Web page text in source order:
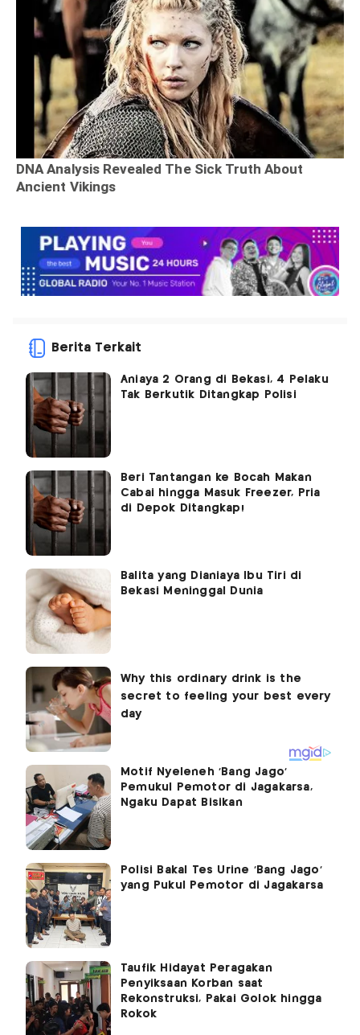
Berita Terkait
Aniaya 2 Orang di Bekasi, 4 Pelaku
Tak Berkutik Ditangkap Polisi
Beri Tantangan ke Bocah Makan
Cabai hingga Masuk Freezer, Pria
di Depok Ditangkap!
Balita yang Dianiaya Ibu Tiri di
Bekasi Meninggal Dunia
Motif Nyeleneh 'Bang Jago'
Pemukul Pemotor di Jagakarsa,
Ngaku Dapat Bisikan
Polisi Bakal Tes Urine ‘Bang Jago’
yang Pukul Pemotor di Jagakarsa
Taufik Hidayat Peragakan
Penyiksaan Korban saat
Rekonstruksi, Pakai Golok hingga
Rokok